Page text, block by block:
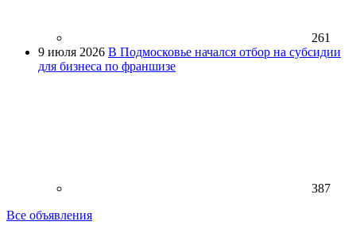
261
9 июля 2026 В Подмосковье начался отбор на субсидии
для бизнеса по франшизе
387
Все объявления